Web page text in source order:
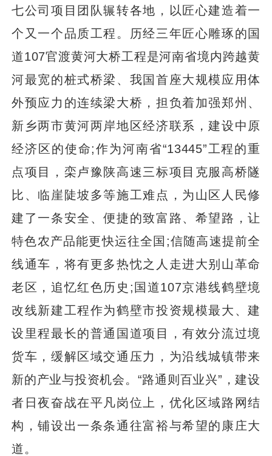
七公司项目团队辗转各地，以匠心建造着一
个又一个品质工程。历经三年匠心雕琢的国
道107官渡黄河大桥工程是河南省境内跨越黄
河最宽的桩式桥梁、我国首座大规模应用体
外预应力的连续梁大桥，担负着加强郑州、
新乡两市黄河两岸地区经济联系，建设中原
经济区的使命;作为河南省“13445”工程的重
点项目，栾卢豫陕高速三标项目克服高桥隧
比、临崖陡坡多等施工难点，为山区人民修
建了一条安全、便捷的致富路、希望路，让
特色农产品能更快运往全国;信随高速提前全
线通车，将有更多热忱之人走进大别山革命
老区，追忆红色历史;国道107京港线鹤壁境
改线新建工程作为鹤壁市投资规模最大、建
设里程最长的普通国道项目，有效分流过境
货车，缓解区域交通压力，为沿线城镇带来
新的产业与投资机会。“路通则百业兴”，建设
者日夜奋战在平凡岗位上，优化区域路网结
构，铺设出一条条通往富裕与希望的康庄大
道。